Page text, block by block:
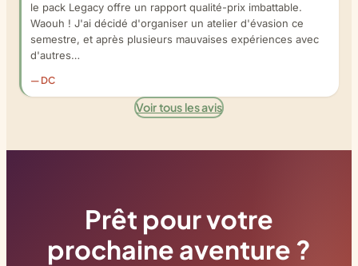
le pack Legacy offre un rapport qualité-prix imbattable.
Waouh ! J'ai décidé d'organiser un atelier d'évasion ce
semestre, et après plusieurs mauvaises expériences avec
d'autres…
— DC
Voir tous les avis
Prêt pour votre
prochaine aventure ?